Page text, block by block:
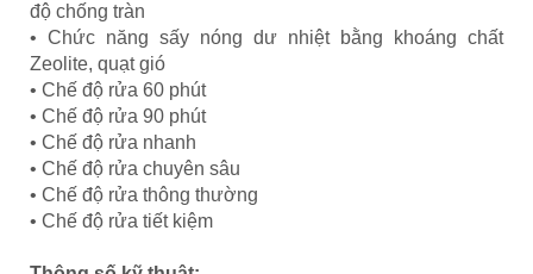
độ chống tràn
• Chức năng sấy nóng dư nhiệt bằng khoáng chất
Zeolite, quạt gió
• Chế độ rửa 60 phút
• Chế độ rửa 90 phút
• Chế độ rửa nhanh
• Chế độ rửa chuyên sâu
• Chế độ rửa thông thường
• Chế độ rửa tiết kiệm